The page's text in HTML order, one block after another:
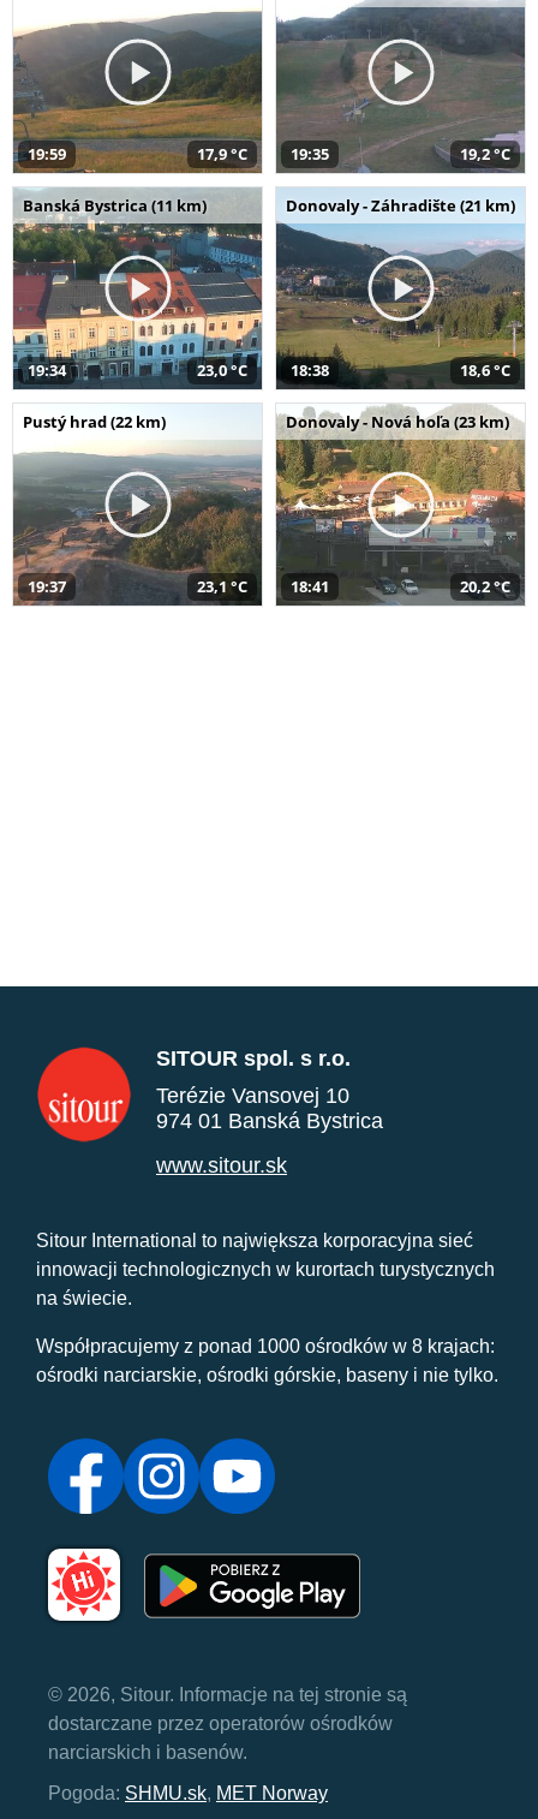
19:59 17,9 °C 19:35 19,2 °C
Banská Bystrica (11 km)
19:34 23,0 °C
Donovaly - Záhradište (21 km)
18:38 18,6 °C
Pustý hrad (22 km)
19:37 23,1 °C
Donovaly - Nová hoľa (23 km)
18:41 20,2 °C
SITOUR spol. s r.o.
Terézie Vansovej 10
974 01 Banská Bystrica
www.sitour.sk
Sitour International to największa korporacyjna sieć
innowacji technologicznych w kurortach turystycznych
na świecie.
Współpracujemy z ponad 1000 ośrodków w 8 krajach:
ośrodki narciarskie, ośrodki górskie, baseny i nie tylko.
© 2026, Sitour. Informacje na tej stronie są
dostarczane przez operatorów ośrodków
narciarskich i basenów.
Pogoda: SHMU.sk, MET Norway